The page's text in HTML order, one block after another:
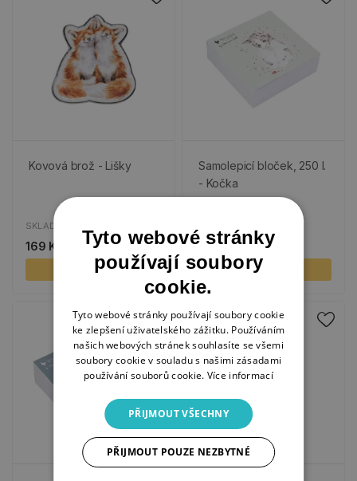
Kovová brož - Lišky
SKLADEM
169 Kč
KOUPIT
Samolepicí bloček, 250 l.
- Kočka
169 Kč
KOUPIT
Tyto webové stránky
používají soubory
cookie.
Tyto webové stránky používají soubory cookie
ke zlepšení uživatelského zážitku. Používáním
našich webových stránek souhlasíte se všemi
soubory cookie v souladu s našimi zásadami
používání souborů cookie. Více informací
PŘIJMOUT VŠECHNY
PŘIJMOUT POUZE NEZBYTNÉ